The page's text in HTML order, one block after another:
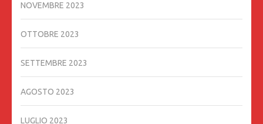
NOVEMBRE 2023
OTTOBRE 2023
SETTEMBRE 2023
AGOSTO 2023
LUGLIO 2023